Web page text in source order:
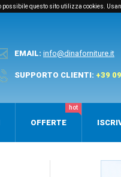
questo sito utilizza cookies.
EMAIL: info@dinaforniture.it
SUPPORTO CLIENTI: +39
OFFERTE
hot